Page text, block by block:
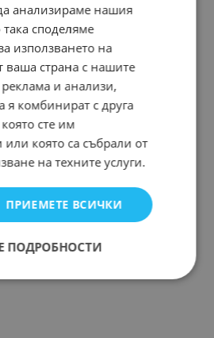
анализираме нашия
споделяме
използването на
ваша страна с нашите
и анализи,
я комбинират с друга
сте им
или която са събрали от
на техните услуги.
ПРИЕМЕТЕ ВСИЧКИ
ПОДРОБНОСТИ